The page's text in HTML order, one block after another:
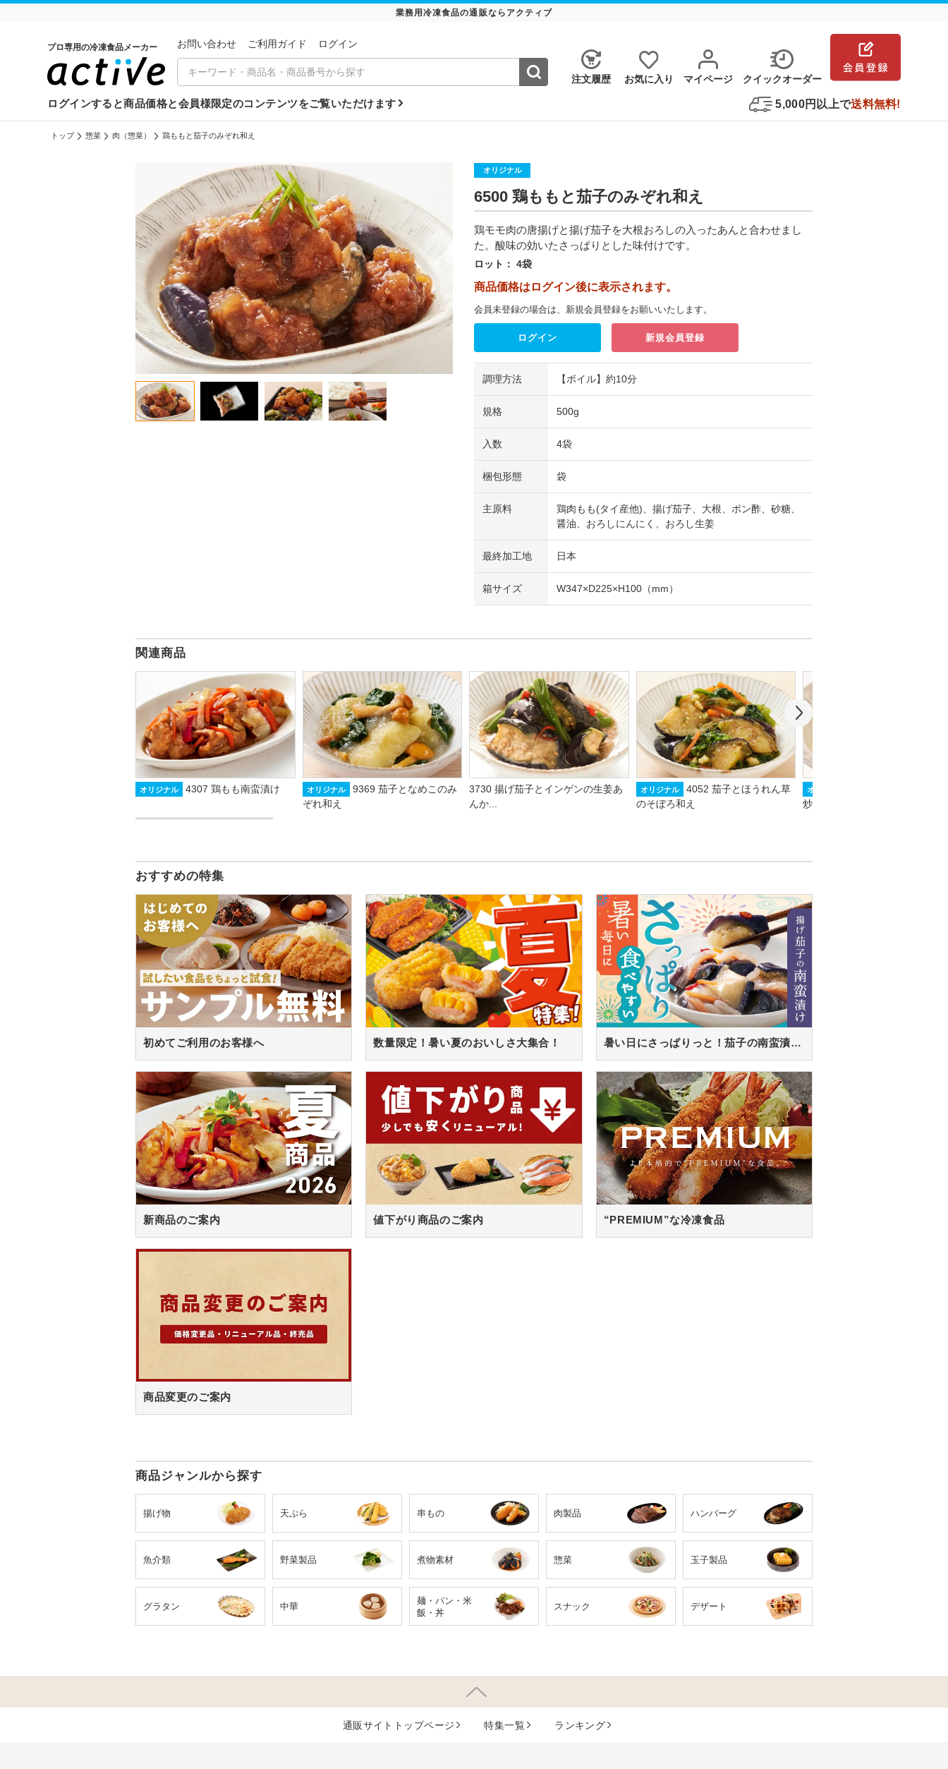
業務用冷凍食品の通販ならアクティブ
プロ専用の冷凍食品メーカー お問い合わせ ご利⽤ガイド ログイン
注⽂履歴 お気に⼊り マイページ クイックオーダー
ログインすると商品価格と会員様限定のコンテンツをご覧いただけます 5,000円以上で送料無料!
トップ 惣菜 肉（惣菜） 鶏ももと茄子のみぞれ和え
オリジナル
6500 鶏ももと茄子のみぞれ和え
鶏モモ肉の唐揚げと揚げ茄子を大根おろしの入ったあんと合わせまし
た。酸味の効いたさっぱりとした味付けです。
ロット： 4袋
商品価格はログイン後に表示されます。
会員未登録の場合は、新規会員登録をお願いいたします。
ログイン 新規会員登録
調理方法 【ボイル】約10分
規格 500g
入数 4袋
梱包形態 袋
主原料
鶏肉もも(タイ産他)、揚げ茄子、大根、ポン酢、砂糖、
醤油、おろしにんにく、おろし生姜
最終加工地 日本
箱サイズ W347×D225×H100（mm）
関連商品
オリジナル 4307 鶏もも南蛮漬け オリジナル
9369 茄子となめこのみ
ぞれ和え
3730 揚げ茄子とインゲンの生姜あ
んか...
オリジナル
4052 茄子とほうれん草
のそぼろ和え
オリジナル
炒め煮
おすすめの特集
初めてご利用のお客様へ 数量限定！暑い夏のおいしさ大集合！ 暑い日にさっぱりっと！茄子の南蛮漬け！
新商品のご案内 値下がり商品のご案内 “PREMIUM”な冷凍食品
商品変更のご案内
商品ジャンルから探す
揚げ物 天ぷら 串もの 肉製品 ハンバーグ
魚介類 野菜製品 煮物素材 惣菜 玉子製品
グラタン 中華
麺・パン・米
飯・丼
スナック デザート
通販サイトトップページ 特集⼀覧 ランキング